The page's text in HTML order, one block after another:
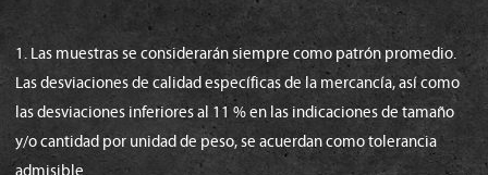
1. Las muestras se considerarán siempre como patrón promedio.
Las desviaciones de calidad específicas de la mercancía, así como
las desviaciones inferiores al 11 % en las indicaciones de tamaño
y/o cantidad por unidad de peso, se acuerdan como tolerancia
admisible.